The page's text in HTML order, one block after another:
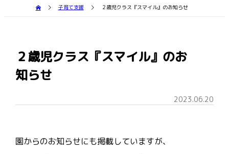
子育て支援 ２歳児クラス『スマイル』のお知らせ
２歳児クラス『スマイル』のお
知らせ
2023.06.20
園からのお知らせにも掲載していますが、